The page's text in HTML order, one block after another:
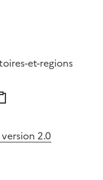
et-regions
2.0